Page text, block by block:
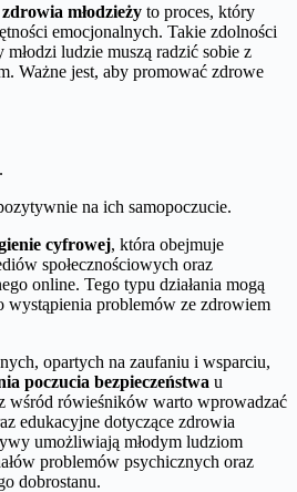
młodzieży to proces, który
emocjonalnych. Takie zdolności
ludzie muszą radzić sobie z
Ważne jest, aby promować zdrowe
na ich samopoczucie.
cyfrowej, która obejmuje
społecznościowych oraz
online. Tego typu działania mogą
wystąpienia problemów ze zdrowiem
opartych na zaufaniu i wsparciu,
poczucia bezpieczeństwa u
wśród rówieśników warto wprowadzać
edukacyjne dotyczące zdrowia
umożliwiają młodym ludziom
problemów psychicznych oraz
dobrostanu.